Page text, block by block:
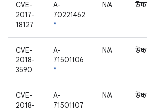
CVE-
2017-
18127
A-
70221462
*
N/A উচ্চ
CVE-
2018-
3590
A-
71501106
*
N/A উচ্চ
CVE-
2018-
A-
71501107
N/A উচ্চ